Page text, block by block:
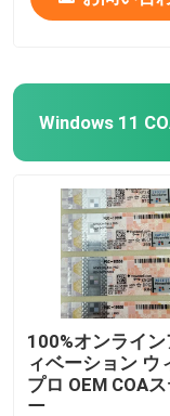
Windows 11
100%オンライ
ィベーション ウ
プロ OEM COAス
ー